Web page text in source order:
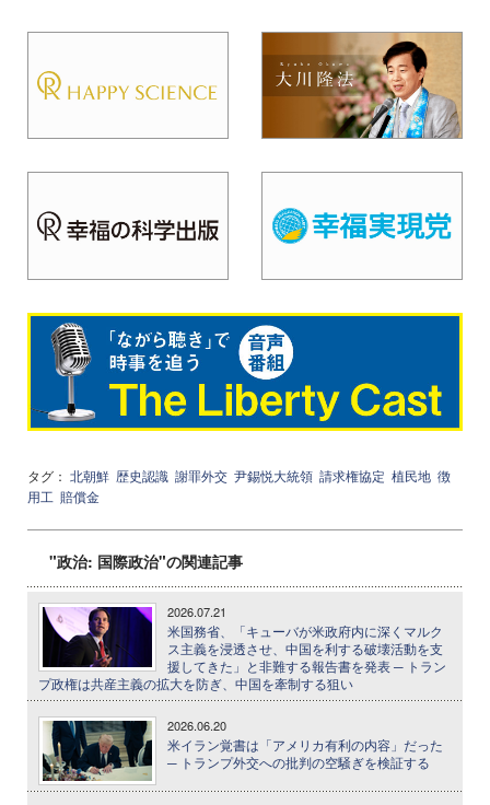
タグ： 北朝鮮 歴史認識 謝罪外交 尹錫悦大統領 請求権協定 植民地 徴
用工 賠償金
"政治: 国際政治"の関連記事
2026.07.21
米国務省、「キューバが米政府内に深くマルク
ス主義を浸透させ、中国を利する破壊活動を支
援してきた」と非難する報告書を発表 ─ トラン
プ政権は共産主義の拡大を防ぎ、中国を牽制する狙い
2026.06.20
米イラン覚書は「アメリカ有利の内容」だった
─ トランプ外交への批判の空騒ぎを検証する